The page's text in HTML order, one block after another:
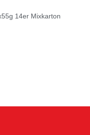
14er Mixkarton